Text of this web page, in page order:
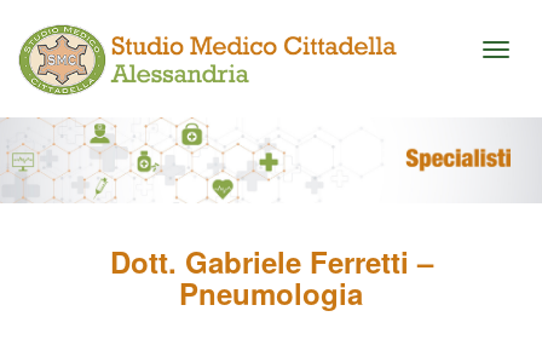
Dott. Gabriele Ferretti –
Pneumologia